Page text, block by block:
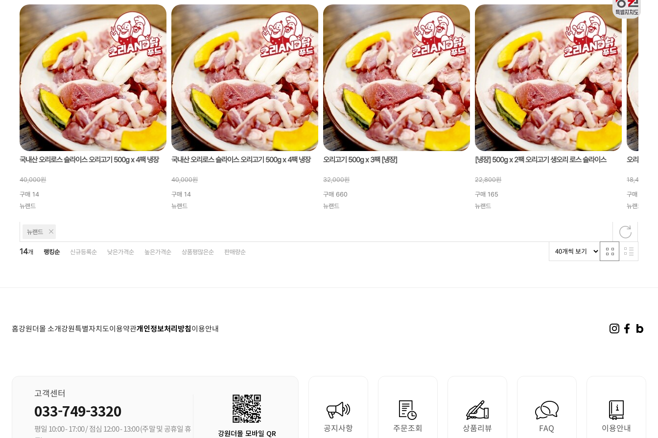
국내산 오리로스 슬라이스 오리고기 500g x 4팩 냉장
40,000원
구매 14
뉴랜드
국내산 오리로스 슬라이스 오리고기 500g x 4팩 냉장
40,000원
구매 14
뉴랜드
오리고기 500g x 3팩 [냉장]
32,000원
구매 660
뉴랜드
[냉장] 500g x 2팩 오리고기 생오리 로스 슬라이스
22,800원
구매 165
뉴랜드
오리고기
18,400
구매
뉴랜드
뉴랜드
14개 랭킹순 신규등록순 낮은가격순 높은가격순 상품평많은순 판매량순
홈강원더몰 소개강원특별자치도이용약관개인정보처리방침이용안내
고객센터
033-749-3320
평일 10:00 - 17:00 / 점심 12:00 - 13:00(주말 및 공휴일 휴
강원더몰 모바일 QR 공지사항 주문조회 상품리뷰 FAQ 이용안내